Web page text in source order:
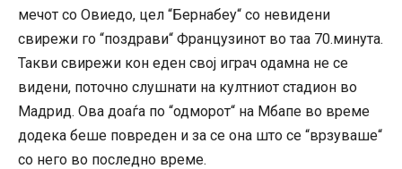
мечот со Овиедо, цел “Бернабеу“ со невидени
свирежи го “поздрави“ Французинот во таа 70.минута.
Такви свирежи кон еден свој играч одамна не се
видени, поточно слушнати на култниот стадион во
Мадрид. Ова доаѓа по “одморот“ на Мбапе во време
додека беше повреден и за се она што се “врзуваше“
со него во последно време.